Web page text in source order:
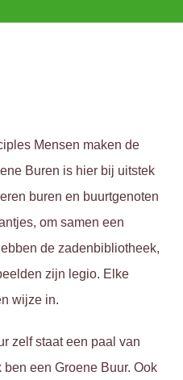
Mensen maken de
Buren is hier bij uitstek
buren en buurtgenoten
om samen een
de zadenbibliotheek,
zijn legio. Elke
wijze in.
zelf staat een paal van
een Groene Buur. Ook